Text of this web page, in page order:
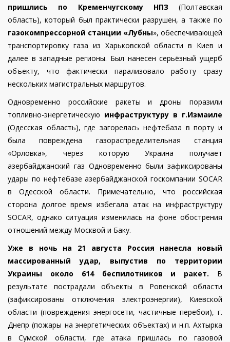
пришлись по Кременчугскому НПЗ (Полтавская
область), который был практически разрушен, а также по
газокомпрессорной станции «Лубны», обеспечивающей
транспортировку газа из Харьковской области в Киев и
далее в западные регионы. Был нанесен серьёзный ущерб
объекту, что фактически парализовало работу сразу
нескольких магистральных маршрутов.
Одновременно российские ракеты и дроны поразили
топливно-энергетическую инфраструктуру в г.Измаиле
(Одесская область), где загорелась нефтебаза в порту и
была повреждена газораспределительная станция
«Орловка», через которую Украина получает
азербайджанский газ Одновременно были зафиксированы
удары по нефтебазе азербайджанской госкомпании SOCAR
в Одесской области. Примечательно, что российская
сторона долгое время избегала атак на инфраструктуру
SOCAR, однако ситуация изменилась на фоне обострения
отношений между Москвой и Баку.
Уже в ночь на 21 августа Россия нанесла новый
массированный удар, выпустив по территории
Украины около 614 беспилотников и ракет. В
результате пострадали объекты в Ровенской области
(зафиксированы отключения электроэнергии), Киевской
области (повреждения энергосети, частичные перебои), г.
Днепр (пожары на энергетических объектах) и н.п. Ахтырка
в Сумской области, где атака пришлась по газовой